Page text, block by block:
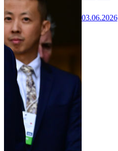
03.06.2026